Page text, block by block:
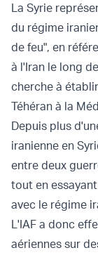
La Syrie
du régime
de feu", en
à l'Iran le long
cherche à
Téhéran à la
Depuis plus
iranienne en
entre deux
tout en
avec le régime
L'IAF a donc
aériennes sur